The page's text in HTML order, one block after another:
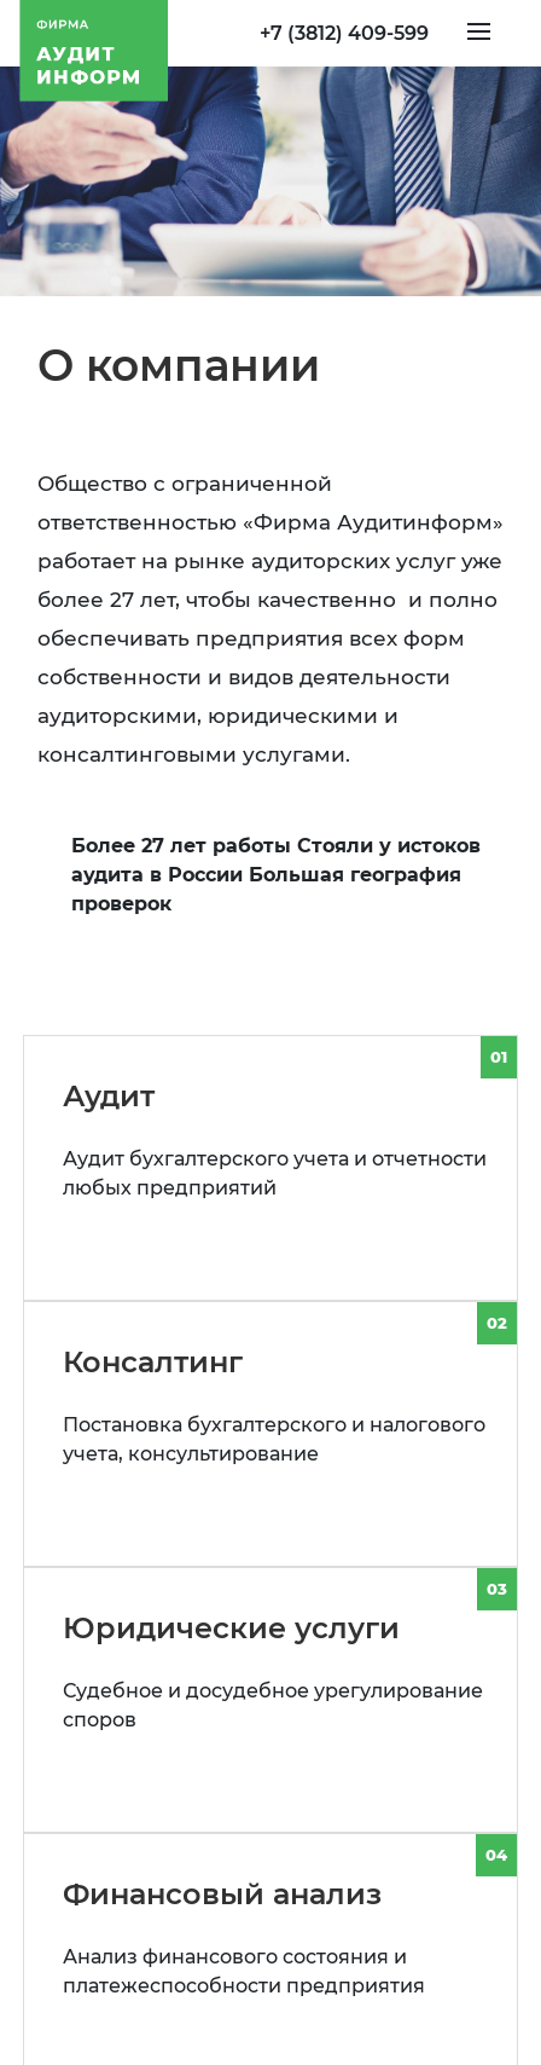
+7 (3812) 409-599
О компании
Общество с ограниченной
ответственностью «Фирма Аудитинформ»
работает на рынке аудиторских услуг уже
более 27 лет, чтобы качественно и полно
обеспечивать предприятия всех форм
собственности и видов деятельности
аудиторскими, юридическими и
консалтинговыми услугами.
Более 27 лет работы Стояли у истоков
аудита в России Большая география
проверок
01
Аудит
Аудит бухгалтерского учета и отчетности
любых предприятий
02
Консалтинг
Постановка бухгалтерского и налогового
учета, консультирование
03
Юридические услуги
Судебное и досудебное урегулирование
споров
04
Финансовый анализ
Анализ финансового состояния и
платежеспособности предприятия